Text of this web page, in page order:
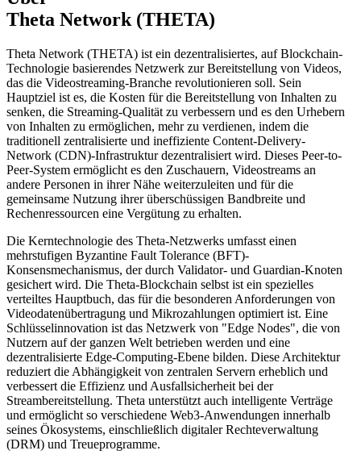
Theta Network (THETA)
Theta Network (THETA) ist ein dezentralisiertes, auf Blockchain-
Technologie basierendes Netzwerk zur Bereitstellung von Videos,
das die Videostreaming-Branche revolutionieren soll. Sein
Hauptziel ist es, die Kosten für die Bereitstellung von Inhalten zu
senken, die Streaming-Qualität zu verbessern und es den Urhebern
von Inhalten zu ermöglichen, mehr zu verdienen, indem die
traditionell zentralisierte und ineffiziente Content-Delivery-
Network (CDN)-Infrastruktur dezentralisiert wird. Dieses Peer-to-
Peer-System ermöglicht es den Zuschauern, Videostreams an
andere Personen in ihrer Nähe weiterzuleiten und für die
gemeinsame Nutzung ihrer überschüssigen Bandbreite und
Rechenressourcen eine Vergütung zu erhalten.
Die Kerntechnologie des Theta-Netzwerks umfasst einen
mehrstufigen Byzantine Fault Tolerance (BFT)-
Konsensmechanismus, der durch Validator- und Guardian-Knoten
gesichert wird. Die Theta-Blockchain selbst ist ein spezielles
verteiltes Hauptbuch, das für die besonderen Anforderungen von
Videodatenübertragung und Mikrozahlungen optimiert ist. Eine
Schlüsselinnovation ist das Netzwerk von "Edge Nodes", die von
Nutzern auf der ganzen Welt betrieben werden und eine
dezentralisierte Edge-Computing-Ebene bilden. Diese Architektur
reduziert die Abhängigkeit von zentralen Servern erheblich und
verbessert die Effizienz und Ausfallsicherheit bei der
Streambereitstellung. Theta unterstützt auch intelligente Verträge
und ermöglicht so verschiedene Web3-Anwendungen innerhalb
seines Ökosystems, einschließlich digitaler Rechteverwaltung
(DRM) und Treueprogramme.